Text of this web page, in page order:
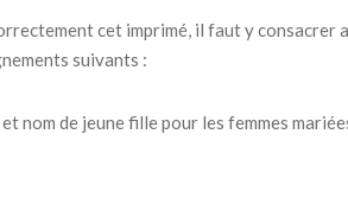
cet imprimé, il faut y consacrer
suivants :
nom de jeune fille pour les femmes